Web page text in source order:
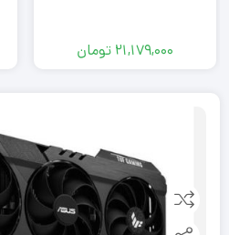
21,179,000 تومان